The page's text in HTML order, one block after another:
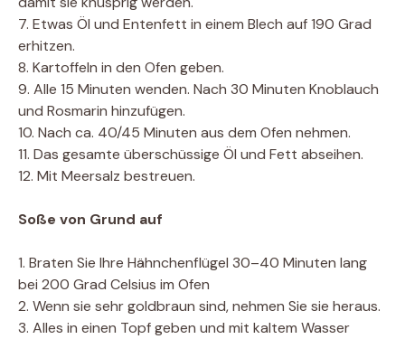
7. Etwas Öl und Entenfett in einem Blech auf 190 Grad
erhitzen.
8. Kartoffeln in den Ofen geben.
9. Alle 15 Minuten wenden. Nach 30 Minuten Knoblauch
und Rosmarin hinzufügen.
10. Nach ca. 40/45 Minuten aus dem Ofen nehmen.
11. Das gesamte überschüssige Öl und Fett abseihen.
12. Mit Meersalz bestreuen.
Soße von Grund auf
1. Braten Sie Ihre Hähnchenflügel 30–40 Minuten lang
bei 200 Grad Celsius im Ofen
2. Wenn sie sehr goldbraun sind, nehmen Sie sie heraus.
3. Alles in einen Topf geben und mit kaltem Wasser